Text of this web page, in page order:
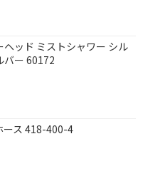
ヘッド ミストシャワー シル
バー 60172
ース 418-400-4
む
、指定したワード